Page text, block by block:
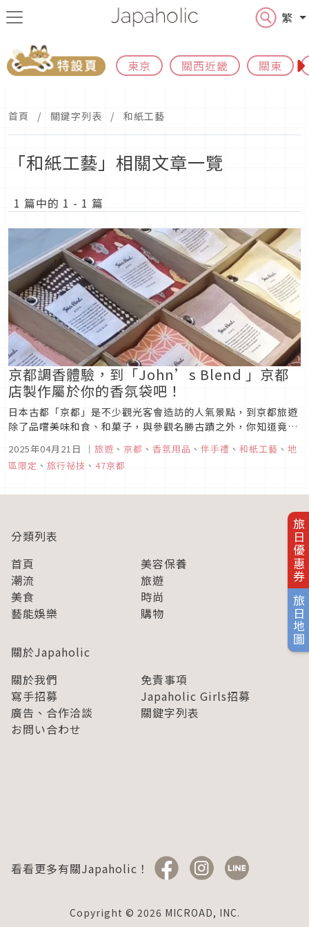
繁
東京 關西近畿 關東
旅日優惠券
旅日地圖
首頁 關鍵字列表 和紙工藝
「和紙工藝」相關文章一覽
1 篇中的 1 - 1 篇
京都調香體驗，到「John’s Blend 」京都
店製作屬於你的香氛袋吧！
日本古都「京都」是不少觀光客會造訪的人氣景點，到京都旅遊
除了品嚐美味和食、和菓子，與參觀名勝古蹟之外，你知道竟還
「John's Blend」在京都所開設的實體店鋪， 這裡不但有提供
香氛袋製作體驗，還有許多京都店限定的香氛產品等你帶回去做
2025年04月21日 ｜ 旅遊 、 京都 、 香氛用品 、 伴手禮 、 和紙工藝 、 地
區限定 、 旅行祕技 、 47京都
分類列表
首頁
美容保養
潮流
旅遊
美食
時尚
藝能娛樂
購物
關於Japaholic
關於我們
免責事項
寫手招募
Japaholic Girls招募
廣告、合作洽談
關鍵字列表
お問い合わせ
看看更多有關Japaholic！
Copyright © 2026 MICROAD, INC.